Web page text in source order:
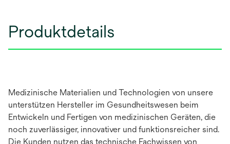
Produktdetails
Medizinische Materialien und Technologien von unsere
unterstützen Hersteller im Gesundheitswesen beim
Entwickeln und Fertigen von medizinischen Geräten, die
noch zuverlässiger, innovativer und funktionsreicher sind.
Die Kunden nutzen das technische Fachwissen von